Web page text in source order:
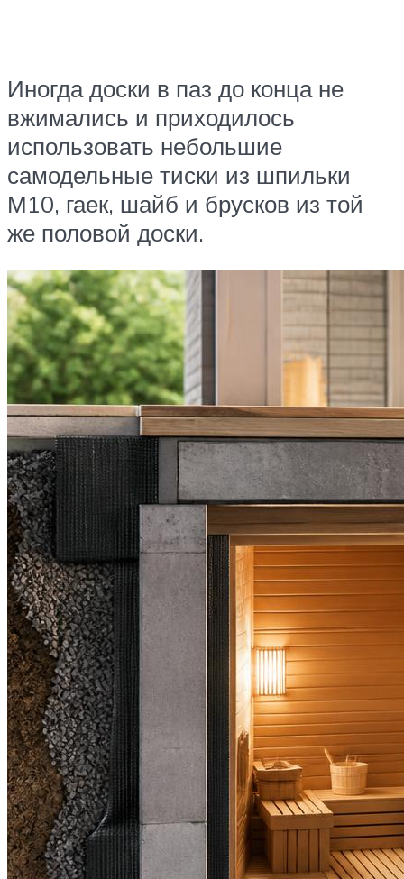
Иногда доски в паз до конца не
вжимались и приходилось
использовать небольшие
самодельные тиски из шпильки
М10, гаек, шайб и брусков из той
же половой доски.